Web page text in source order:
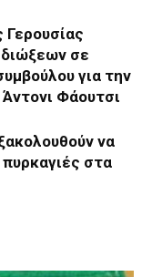
σε
για την
Φάουτσι
να
πυρκαγιές στα